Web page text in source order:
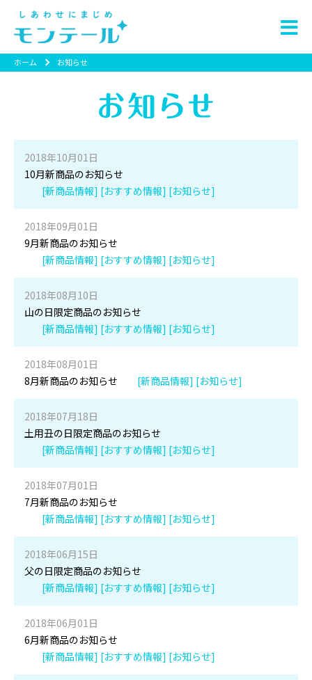
ホーム お知らせ
2018年10月01日
10月新商品のお知らせ
[新商品情報] [おすすめ情報] [お知らせ]
2018年09月01日
9月新商品のお知らせ
[新商品情報] [おすすめ情報] [お知らせ]
2018年08月10日
山の日限定商品のお知らせ
[新商品情報] [おすすめ情報] [お知らせ]
2018年08月01日
8月新商品のお知らせ
[新商品情報] [お知らせ]
2018年07月18日
土用丑の日限定商品のお知らせ
[新商品情報] [おすすめ情報] [お知らせ]
2018年07月01日
7月新商品のお知らせ
[新商品情報] [おすすめ情報] [お知らせ]
2018年06月15日
父の日限定商品のお知らせ
[新商品情報] [おすすめ情報] [お知らせ]
2018年06月01日
6月新商品のお知らせ
[新商品情報] [おすすめ情報] [お知らせ]